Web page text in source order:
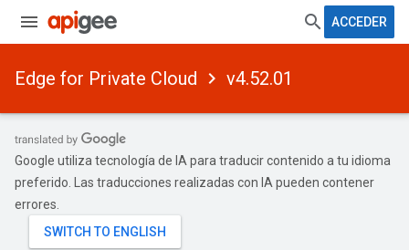
ACCEDER
Edge for Private Cloud v4.52.01
Google utiliza tecnología de IA para traducir contenido a tu idioma
preferido. Las traducciones realizadas con IA pueden contener
errores.